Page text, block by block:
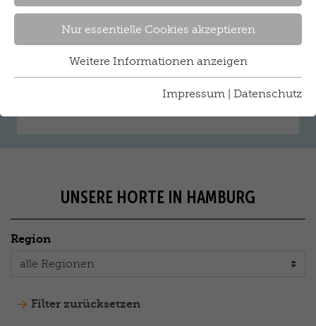
Nur essentielle Cookies akzeptieren
Weitere Informationen anzeigen
Impressum Datenschutz
Behinderung erhalten bei uns eine
Hortbetreuung. Nach dem Unterricht und
während der Schulferien werden die Kinder ab
sechs Jahren an sechs Hamburger Schulen
betreut. Unser Angebot ermöglicht den Eltern
die Vereinbarkeit von Familie und Beruf.
UNSERE HORTE IN HAMBURG
Region
Filter zurücksetzen